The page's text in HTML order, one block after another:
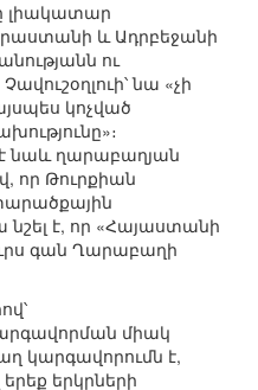
լիակատար
և Ադրբեջանի
ու
նա «չի
կոչված
է նաև ղարաբաղյան
որ Թուրքիան
նշել է, որ «Հայաստանի
գան Ղարաբաղի
միակ
կարգավորումն է,
երկրների